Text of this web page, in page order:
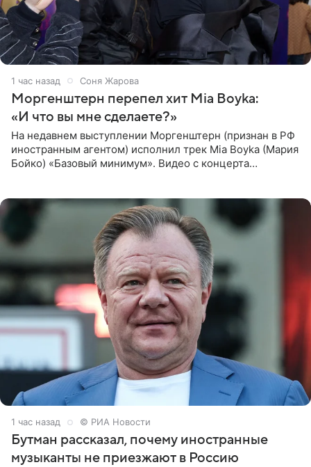
1 час назад Соня Жарова
Моргенштерн перепел хит Mia Boyka:
«И что вы мне сделаете?»
На недавнем выступлении Моргенштерн (признан в РФ
иностранным агентом) исполнил трек Mia Boyka (Мария
Бойко) «Базовый минимум». Видео с концерта
1 час назад © РИА Новости
Бутман рассказал, почему иностранные
музыканты не приезжают в Россию